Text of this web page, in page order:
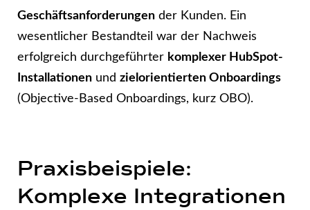
Geschäftsanforderungen der Kunden. Ein
wesentlicher Bestandteil war der Nachweis
erfolgreich durchgeführter komplexer HubSpot-
Installationen und zielorientierten Onboardings
(Objective-Based Onboardings, kurz OBO).
Praxisbeispiele:
Komplexe Integrationen